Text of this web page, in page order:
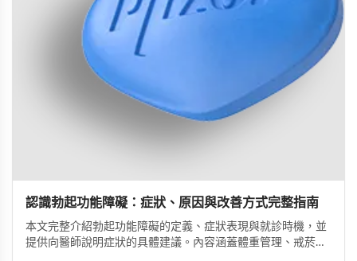
認識勃起功能障礙：症狀、原因與改善方式完整指南
本文完整介紹勃起功能障礙的定義、症狀表現與就診時機，並
提供向醫師說明症狀的具體建議。內容涵蓋體重管理、戒菸限